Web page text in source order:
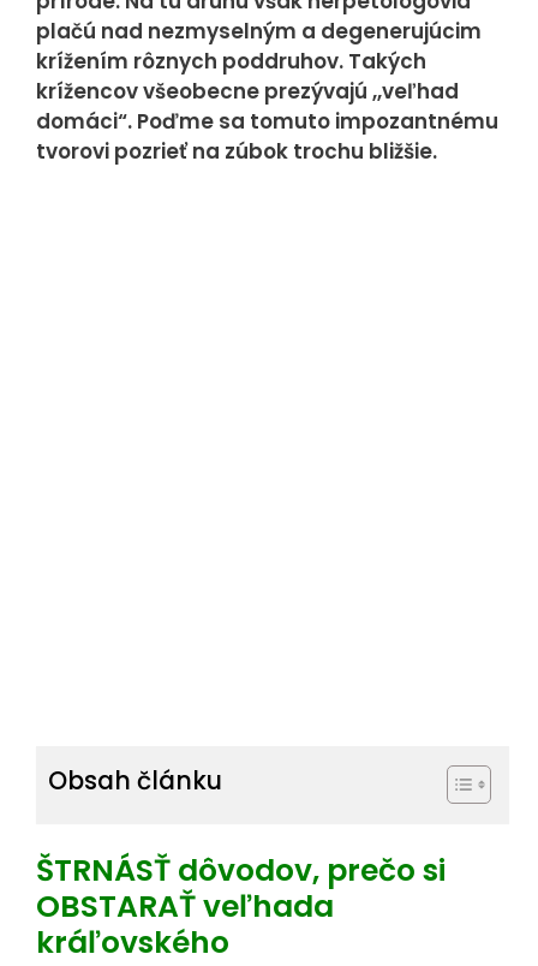
plačú nad nezmyselným a degenerujúcim
krížením rôznych poddruhov. Takých
krížencov všeobecne prezývajú ,,veľhad
domáci“. Poďme sa tomuto impozantnému
tvorovi pozrieť na zúbok trochu bližšie.
Obsah článku
ŠTRNÁSŤ dôvodov, prečo si
OBSTARAŤ veľhada
kráľovského